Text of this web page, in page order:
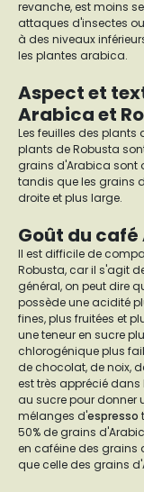
revanche, est moins
attaques d'insectes
à des niveaux
les plantes arabica.
Aspect et
Arabica et
Les feuilles des
plants de Robusta
grains d'Arabica sont
tandis que les grains
droite et plus large.
Goût du
Il est difficile de
Robusta, car il s'agit
général, on peut dire
possède une acidité
fines, plus fruitées et
une teneur en sucre
chlorogénique plus
de chocolat, de noix,
est très apprécié
au sucre pour donner
mélanges d'espresso
50% de grains
en caféine des grains
que celle des grains